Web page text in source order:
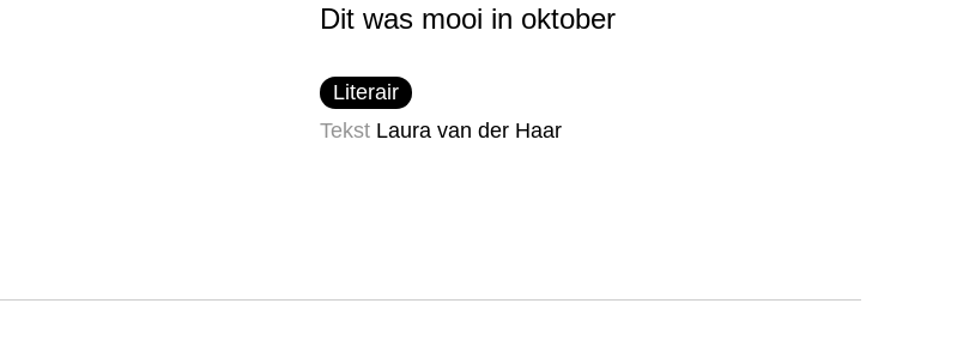
Dit was mooi in oktober
Literair
Tekst Laura van der Haar